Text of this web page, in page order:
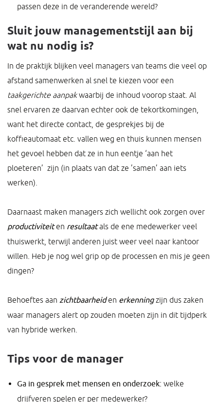
passen deze in de veranderende wereld?
Sluit jouw managementstijl aan bij
wat nu nodig is?
In de praktijk blijken veel managers van teams die veel op
afstand samenwerken al snel te kiezen voor een
taakgerichte aanpakwaarbij de inhoud voorop staat. Al
snel ervaren ze daarvan echter ook de tekortkomingen,
want het directe contact, de gesprekjes bij de
koffieautomaat etc. vallen weg en thuis kunnen mensen
het gevoel hebben dat ze in hun eentje ‘aan het
ploeteren’ zijn (in plaats van dat ze ’samen’ aan iets
werken).
Daarnaast maken managers zich wellicht ook zorgen over
productiviteiten resultaatals de ene medewerker veel
thuiswerkt, terwijl anderen juist weer veel naar kantoor
willen. Heb je nog wel grip op de processen en mis je geen
dingen?
Behoeftes aan zichtbaarheid en erkenningzijn dus zaken
waar managers alert op zouden moeten zijn in dit tijdperk
van hybride werken.
Tips voor de manager
Ga in gesprek met mensen en onderzoek: welke
drijfveren spelen er per medewerker?